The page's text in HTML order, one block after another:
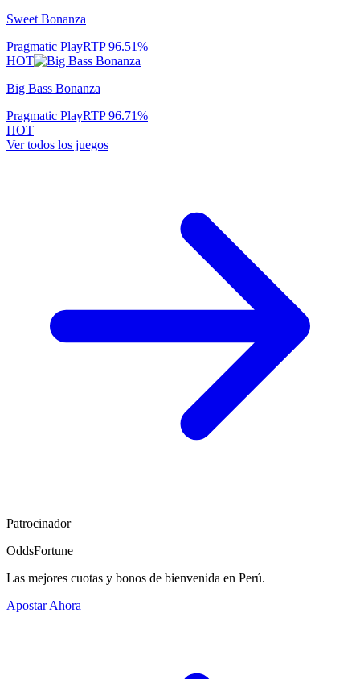
Sweet Bonanza
Pragmatic PlayRTP96.51%
HOT
Big Bass Bonanza
Pragmatic PlayRTP96.71%
HOT
Ver todos los juegos
Patrocinador
OddsFortune
Las mejores cuotas y bonos de bienvenida en Perú.
Apostar Ahora